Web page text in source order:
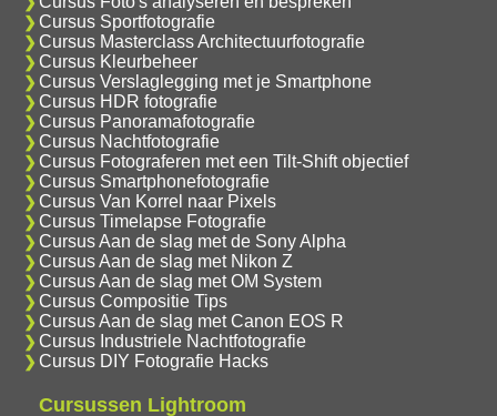
Cursus Sportfotografie
Cursus Masterclass Architectuurfotografie
Cursus Kleurbeheer
Cursus Verslaglegging met je Smartphone
Cursus HDR fotografie
Cursus Panoramafotografie
Cursus Nachtfotografie
Cursus Fotograferen met een Tilt-Shift objectief
Cursus Smartphonefotografie
Cursus Van Korrel naar Pixels
Cursus Timelapse Fotografie
Cursus Aan de slag met de Sony Alpha
Cursus Aan de slag met Nikon Z
Cursus Aan de slag met OM System
Cursus Compositie Tips
Cursus Aan de slag met Canon EOS R
Cursus Industriele Nachtfotografie
Cursus DIY Fotografie Hacks
Cursussen Lightroom